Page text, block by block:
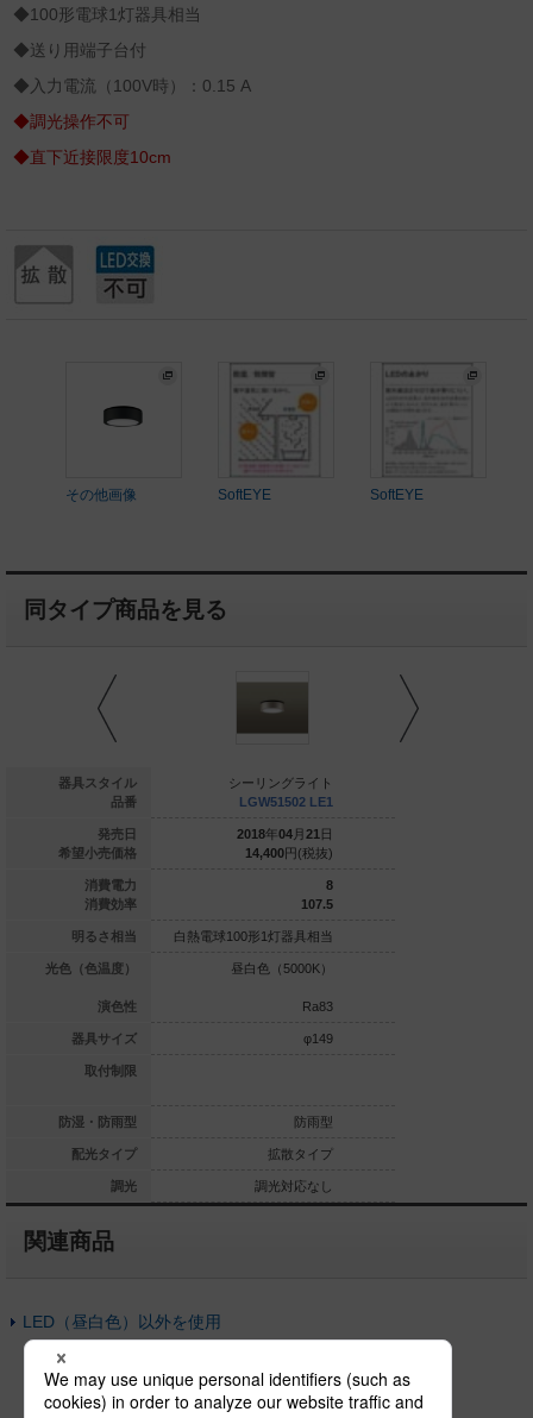
◆100形電球1灯器具相当
◆送り用端子台付
◆入力電流（100V時）：0.15 A
◆調光操作不可
◆直下近接限度10cm
その他画像 SoftEYE SoftEYE
同タイプ商品を見る
器具スタイル
品番
発売日
希望小売価格
消費電力
消費効率
明るさ相当
光色（色温度）
演色性
器具サイズ
取付制限
防湿・防雨型
配光タイプ
調光
リングライト
円(税抜)
7.7
94.8
形1灯器具相当
色（3500K）
φ85
天井に取付可
対応なし
拡散タイプ
シーリングライト
LGW51502 LE1
2018年04 月 21 日
14,400円(税抜)
8
107.5
白熱電球100形1灯器具相当
昼白色（5000K）
Ra83
φ149
防雨型
拡散タイプ
調光対応なし
関連商品
LED（昼白色）以外を使用